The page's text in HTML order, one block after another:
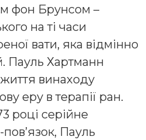
фон Брунсом –
на ті часи
вати, яка відмінно
Пауль Хартманн
винаходу
еру в терапії ран.
році серійне
Пауль